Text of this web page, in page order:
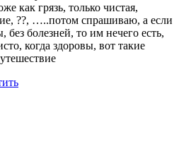
как грязь, только чистая,
??, …..потом спрашиваю, а если
без болезней, то им нечего есть,
когда здоровы, вот такие